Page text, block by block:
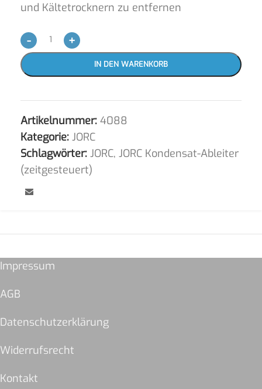
und Kältetrocknern zu entfernen
- +
IN DEN WARENKORB
Artikelnummer: 4088
Kategorie: JORC
Schlagwörter: JORC, JORC Kondensat-Ableiter
(zeitgesteuert)
Impressum
AGB
Datenschutzerklärung
Widerrufsrecht
Kontakt